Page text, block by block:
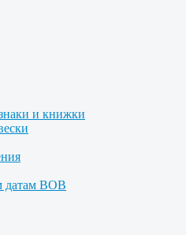
и книжки
датам ВОВ